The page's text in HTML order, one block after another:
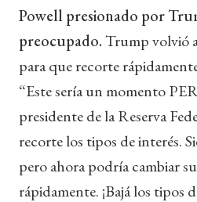
Powell presionado por
preocupado.Trump volvió
para que recorte
“Este sería un momento
presidente de la Reserva
recorte los tipos de interés.
pero ahora podría cambiar
rápidamente. ¡Bajá los tipos